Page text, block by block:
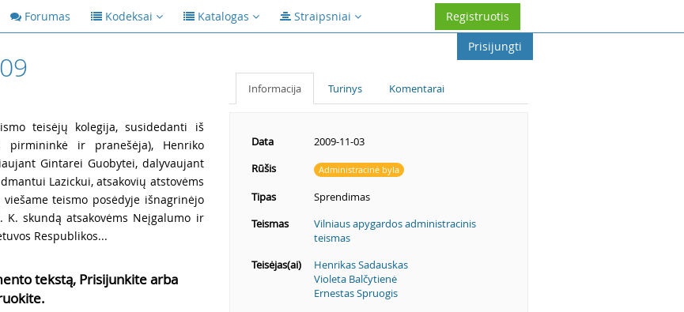
Forumas Kodeksai Katalogas Straipsniai
Registruotis
Prisijungti
teisėjų kolegija, susidedanti iš
pirmininkė ir pranešėja), Henriko
Gintarei Guobytei, dalyvaujant
Lazickui, atsakovių atstovėms
teismo posėdyje išnagrinėjo
K. skundą atsakovėms Neįgalumo ir
Respublikos...
tekstą, Prisijunkite arba
Informacija Turinys Komentarai
Data
2009-11-03
Rūšis
Administracinė byla
Tipas
Sprendimas
Teismas
Vilniaus apygardos administracinis
teismas
Teisėjas(ai)
Henrikas Sadauskas
Violeta Balčytienė
Ernestas Spruogis